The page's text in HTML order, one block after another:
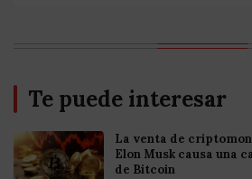
Te puede interesar
La venta de
Elon Musk causa una
de Bitcoin